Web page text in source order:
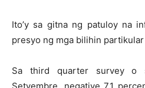
Ito’y sa gitna ng patuloy na
presyo ng mga bilihin
Sa third quarter survey o